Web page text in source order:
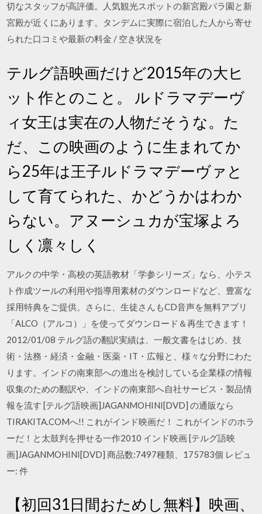
切なスタッフが高評価。人気観光スポットの新宮殿バラ園と新
宮殿が近くにあります。タンデムに実際に宿泊した人から寄せ
られた口コミや最新の料金 / 空き状況を
テルグ語映画だけど2015年の大ヒ
ット作とのこと。 ルドラマデーヴ
ィ女王は実在の人物だそうな。た
だ、この映画のように生まれてか
ら25年は王子ルドラマデーヴァと
して育てられた、かどうかはわか
らない。アヌーシュカが宝塚よろ
しく凛々しく
アルクの中学・高校の英語教材「学参シリーズ」なら、小テス
ト作成ツールの利用や指導用素材のダウンロードなど、豊富な
採用特典をご提供。さらに、生徒さんもCD音声を無料アプリ
「ALCO（アルコ）」を使ってダウンロード＆再生できます！
2012/01/08 テルグ語の翻訳実績は、一般文書をはじめ、技
術・法務・経済・金融・医薬・IT・広報と、様々な分野にわた
ります。インドの南東部への進出を検討している企業様の情報
収集のための翻訳や、インドの南東部へ自社サービス・製品情
報を流す [テルグ語映画]JAGANMOHINI[DVD] の通販なら
TIRAKITA.COMへ!! これがインド映画だ！ これがインドのホラ
ーだ！と太鼓判を押せる一作2010 インド映画 [テルグ語映
画]JAGANMOHINI[DVD] 商品数:7497種類、175783個 レビュ
ー: 件
【初回31日間おためし無料】映画、